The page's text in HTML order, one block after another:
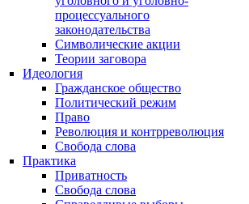
процессуального
законодательства
Символические акции
Теории заговора
Идеология
Гражданское общество
Политический режим
Право
Революция и контрреволюция
Свобода слова
Практика
Приватность
Свобода слова